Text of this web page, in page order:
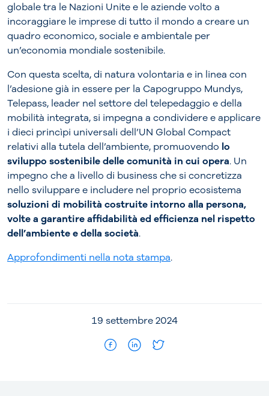
globale tra le Nazioni Unite e le aziende volto a
incoraggiare le imprese di tutto il mondo a creare un
quadro economico, sociale e ambientale per
un’economia mondiale sostenibile.
Con questa scelta, di natura volontaria e in linea con
l’adesione già in essere per la Capogruppo Mundys,
Telepass, leader nel settore del telepedaggio e della
mobilità integrata, si impegna a condividere e applicare
i dieci princìpi universali dell’UN Global Compact
relativi alla tutela dell’ambiente, promuovendo lo
sviluppo sostenibile delle comunità in cui opera. Un
impegno che a livello di business che si concretizza
nello sviluppare e includere nel proprio ecosistema
soluzioni di mobilità costruite intorno alla persona,
volte a garantire affidabilità ed efficienza nel rispetto
dell’ambiente e della società.
Approfondimenti nella nota stampa.
19 settembre 2024